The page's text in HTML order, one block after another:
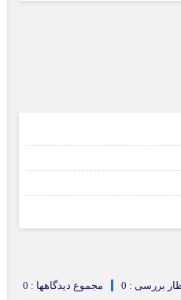
مجموع دیدگاهها : 0 بررسی : 0